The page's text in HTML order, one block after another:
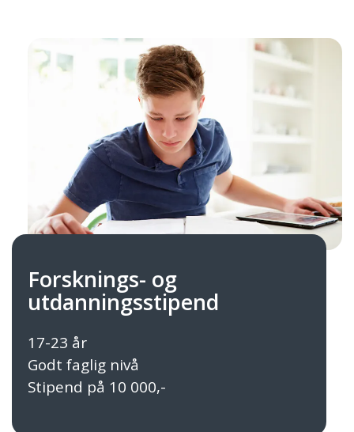
Forsknings- og
utdanningsstipend
17-23 år
Godt faglig nivå
Stipend på 10 000,-